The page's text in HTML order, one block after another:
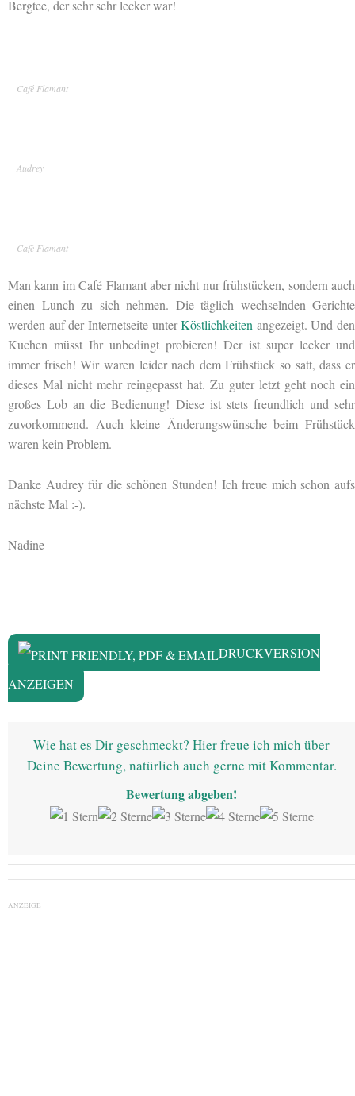
Bergtee, der sehr sehr lecker war!
Café Flamant
Audrey
Café Flamant
Man kann im Café Flamant aber nicht nur frühstücken, sondern auch
einen Lunch zu sich nehmen. Die täglich wechselnden Gerichte
werden auf der Internetseite unterKöstlichkeiten angezeigt. Und den
Kuchen müsst Ihr unbedingt probieren! Der ist super lecker und
immer frisch! Wir waren leider nach dem Frühstück so satt, dass er
dieses Mal nicht mehr reingepasst hat. Zu guter letzt geht noch ein
großes Lob an die Bedienung! Diese ist stets freundlich und sehr
zuvorkommend. Auch kleine Änderungswünsche beim Frühstück
waren kein Problem.
Danke Audrey für die schönen Stunden! Ich freue mich schon aufs
nächste Mal :-).
Nadine
DRUCKVERSION
ANZEIGEN
Wie hat es Dir geschmeckt? Hier freue ich mich über
Deine Bewertung, natürlich auch gerne mit Kommentar.
Bewertung abgeben!
ANZEIGE